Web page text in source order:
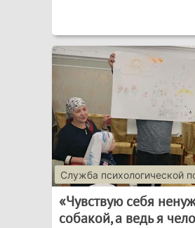
Служба психологической
"Ладья"
«Чувствую себя
собакой, а ведь я